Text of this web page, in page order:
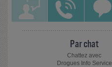
Par chat
Chattez avec
Drogues Info Service